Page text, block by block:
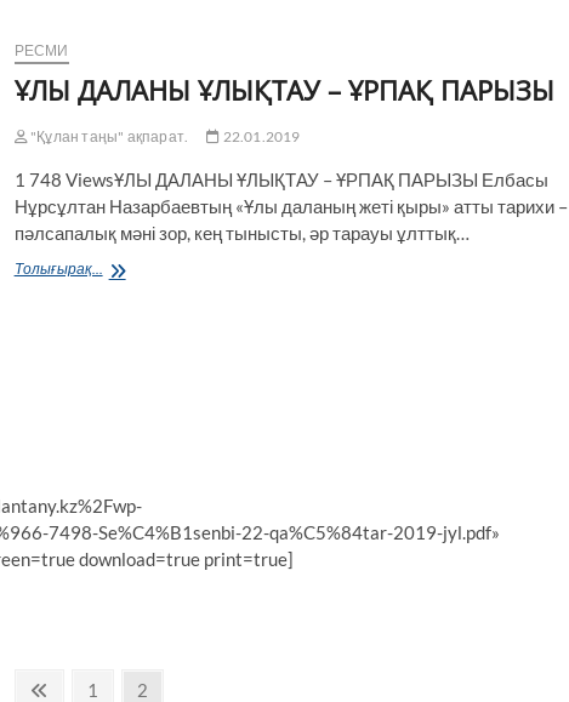
РЕСМИ
ҰЛЫ ДАЛАНЫ ҰЛЫҚТАУ – ҰРПАҚ ПАРЫЗЫ
"Құлан таңы" ақпарат. 22.01.2019
1 748 ViewsҰЛЫ ДАЛАНЫ ҰЛЫҚТАУ – ҰРПАҚ ПАРЫЗЫ Елбасы
Нұрсұлтан Назарбаевтың «Ұлы даланың жеті қыры» атты тарихи –
пәлсапалық мәні зор, кең тынысты, әр тарауы ұлттық…
Толығырақ... ҰЛЫ
7498-Se%C4%B1senbi-22-qa%C5%84tar-2019-jyl.pdf»
download=true print=true]
Previous
Page
1 Page
2